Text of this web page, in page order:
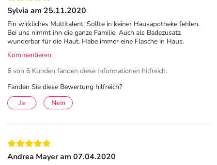
Sylvia am 25.11.2020
Ein wirkliches Multitalent. Sollte in keiner Hausapotheke fehlen.
Bei uns nimmt ihn die ganze Familie. Auch als Badezusatz
wunderbar für die Haut. Habe immer eine Flasche in Haus.
Kommentieren
6 von 6 Kunden fanden diese Informationen hilfreich.
Fanden Sie diese Bewertung hilfreich?
Ja
Nein
Andrea Mayer am 07.04.2020